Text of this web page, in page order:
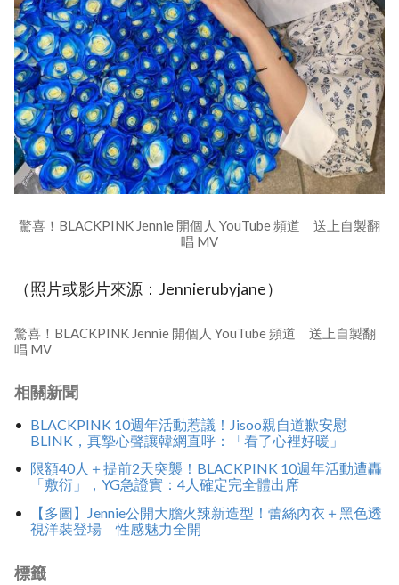
驚喜！BLACKPINK Jennie 開個人 YouTube 頻道 送上自製翻
唱 MV
（照片或影片來源：Jennierubyjane）
驚喜！BLACKPINK Jennie 開個人 YouTube 頻道 送上自製翻
唱 MV
相關新聞
BLACKPINK 10週年活動惹議！Jisoo親自道歉安慰
BLINK，真摯心聲讓韓網直呼：「看了心裡好暖」
限額40人＋提前2天突襲！BLACKPINK 10週年活動遭轟
「敷衍」，YG急證實：4人確定完全體出席
【多圖】Jennie公開大膽火辣新造型！蕾絲內衣＋黑色透
視洋裝登場 性感魅力全開
標籤